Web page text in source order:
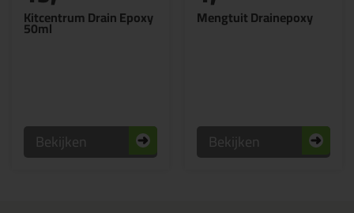
Kitcentrum Drain Epoxy
50ml
Bekijken
Mengtuit Drainepoxy
Bekijken